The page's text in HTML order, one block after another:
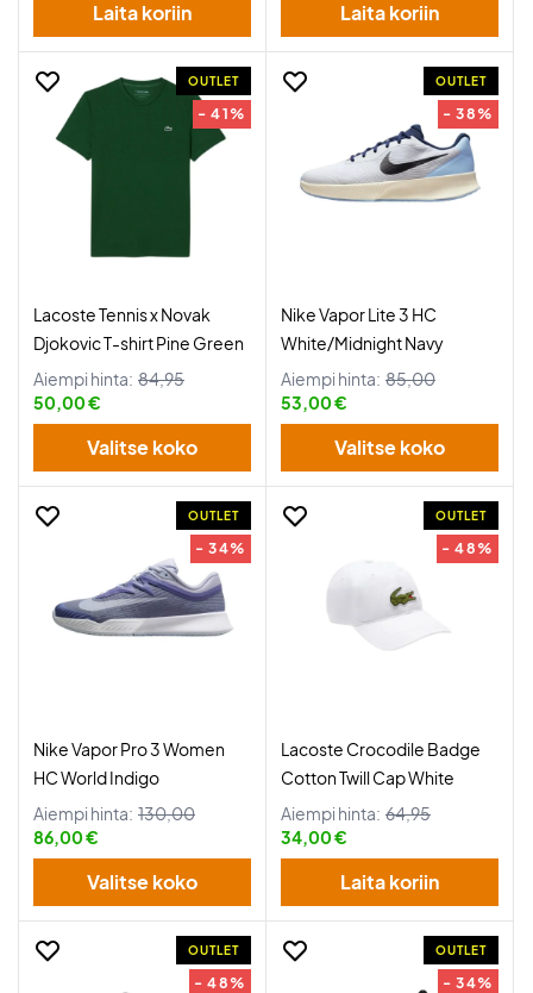
Laita koriin Laita koriin
OUTLET
- 41%
Lacoste Tennis x Novak
Djokovic T-shirt Pine Green
Aiempi hinta: 84,95
50,00 €
Valitse koko
OUTLET
- 38%
Nike Vapor Lite 3 HC
White/Midnight Navy
Aiempi hinta: 85,00
53,00 €
Valitse koko
OUTLET
- 34%
Nike Vapor Pro 3 Women
HC World Indigo
Aiempi hinta: 130,00
86,00 €
Valitse koko
OUTLET
- 48%
Lacoste Crocodile Badge
Cotton Twill Cap White
Aiempi hinta: 64,95
34,00 €
Laita koriin
OUTLET
- 48%
OUTLET
- 34%